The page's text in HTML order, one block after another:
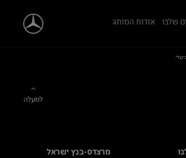
שלנו אודות המותג
למעלה
מרצדס-בנץ ישראל